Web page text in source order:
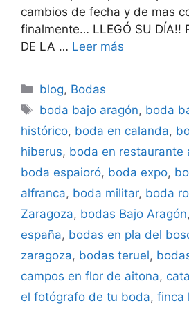
cambios de fecha y de mas
finalmente… LLEGÓ SU DÍA!!
DE LA … Leer más
Categorías
blog, Bodas
Etiquetas
boda bajo aragón, boda
histórico, boda en calanda,
hiberus, boda en restaurante
boda espaioró, boda expo,
alfranca, boda militar, boda
Zaragoza, bodas Bajo Aragón,
españa, bodas en pla del
zaragoza, bodas teruel,
campos en flor de aitona,
el fotógrafo de tu boda, finca